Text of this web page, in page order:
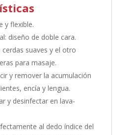
y flexible.
diseño de doble cara.
suaves y el otro
para masaje.
y remover la acumulación
encía y lengua.
y desinfectar en lava-
al dedo índice del